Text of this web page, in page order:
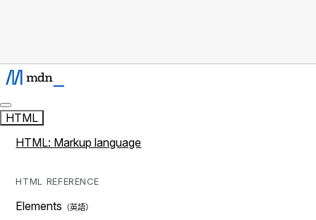
HTML
HTML: Markup language
HTML REFERENCE
Elements